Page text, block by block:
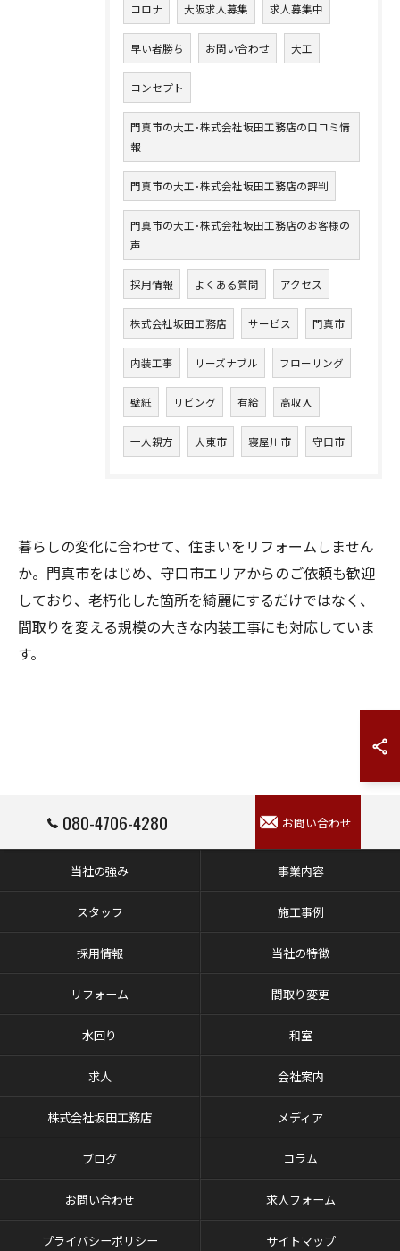
コロナ 大阪求人募集 求人募集中
早い者勝ち お問い合わせ 大工
コンセプト
門真市の大工･株式会社坂田工務店の口コミ情
報
門真市の大工･株式会社坂田工務店の評判
門真市の大工･株式会社坂田工務店のお客様の
声
採用情報 よくある質問 アクセス
株式会社坂田工務店 サービス 門真市
内装工事 リーズナブル フローリング
壁紙 リビング 有給 高収入
一人親方 大東市 寝屋川市 守口市
暮らしの変化に合わせて、住まいをリフォームしません
か。門真市をはじめ、守口市エリアからのご依頼も歓迎
しており、老朽化した箇所を綺麗にするだけではなく、
間取りを変える規模の大きな内装工事にも対応していま
す。
080-4706-4280 お問い合わせ
当社の強み 事業内容
スタッフ 施工事例
採用情報 当社の特徴
リフォーム 間取り変更
水回り 和室
求人 会社案内
株式会社坂田工務店 メディア
ブログ コラム
お問い合わせ 求人フォーム
プライバシーポリシー サイトマップ
お問い合わせはこちら